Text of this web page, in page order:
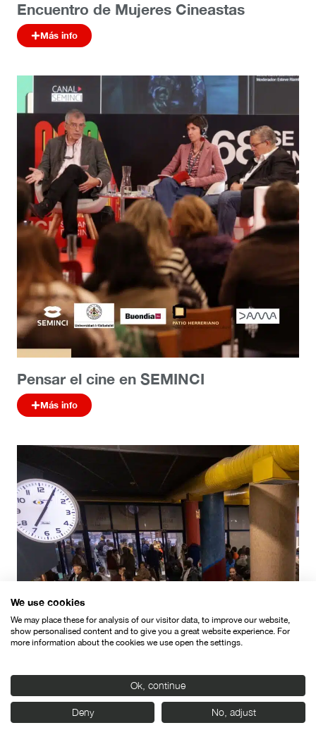
Encuentro de Mujeres Cineastas
Más info
Pensar el cine en SEMINCI
Más info
We use cookies
We may place these for analysis of our visitor data, to improve our website,
show personalised content and to give you a great website experience. For
more information about the cookies we use open the settings.
Ok, continue
Deny No, adjust